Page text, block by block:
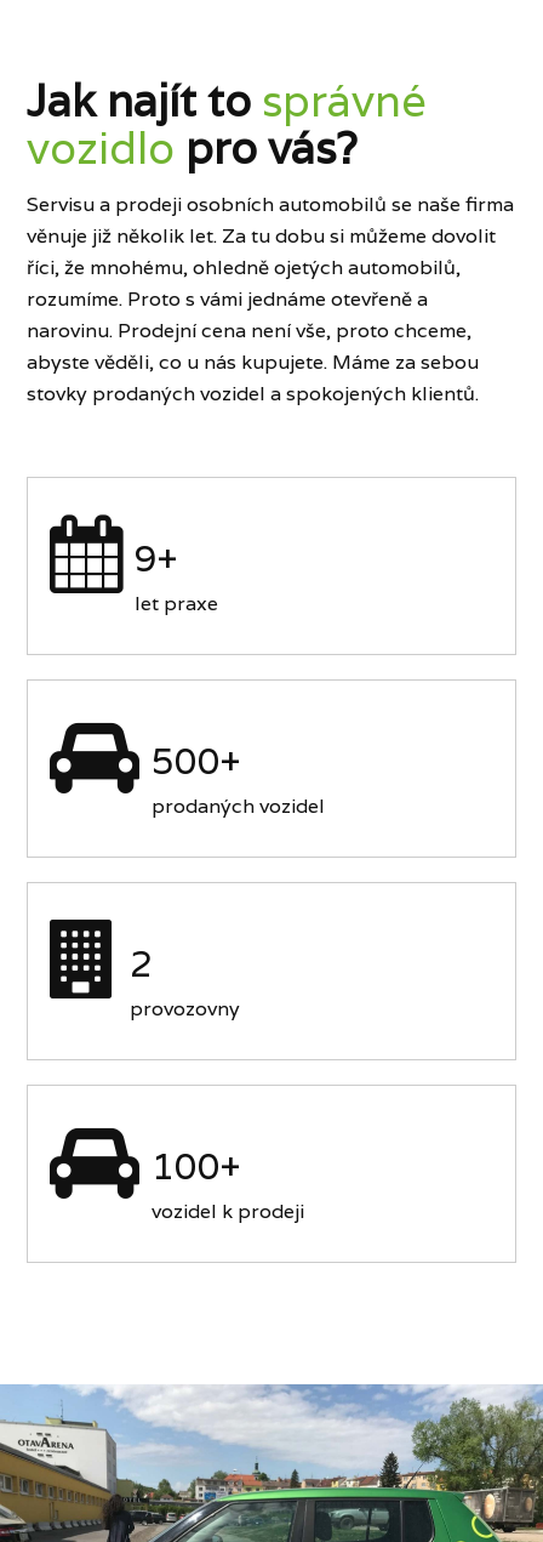
Jak najít to správné
vozidlo pro vás?
Servisu a prodeji osobních automobilů se naše firma
věnuje již několik let. Za tu dobu si můžeme dovolit
říci, že mnohému, ohledně ojetých automobilů,
rozumíme. Proto s vámi jednáme otevřeně a
narovinu. Prodejní cena není vše, proto chceme,
abyste věděli, co u nás kupujete. Máme za sebou
stovky prodaných vozidel a spokojených klientů.
9+
let praxe
500+
prodaných vozidel
2
provozovny
100+
vozidel k prodeji